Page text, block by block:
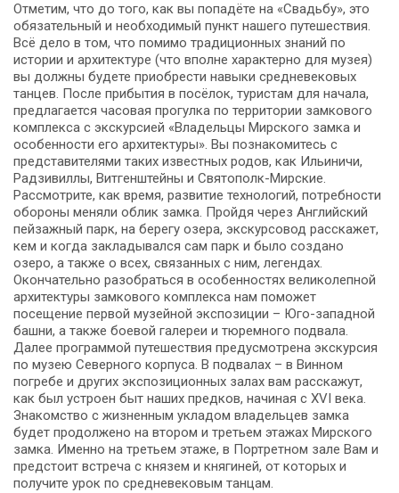
Отметим, что до того, как вы попадёте на «Свадьбу», это
обязательный и необходимый пункт нашего путешествия.
Всё дело в том, что помимо традиционных знаний по
истории и архитектуре (что вполне характерно для музея)
вы должны будете приобрести навыки средневековых
танцев. После прибытия в посёлок, туристам для начала,
предлагается часовая прогулка по территории замкового
комплекса с экскурсией «Владельцы Мирского замка и
особенности его архитектуры». Вы познакомитесь с
представителями таких известных родов, как Ильиничи,
Радзивиллы, Витгенштейны и Святополк-Мирские.
Рассмотрите, как время, развитие технологий, потребности
обороны меняли облик замка. Пройдя через Английский
пейзажный парк, на берегу озера, экскурсовод расскажет,
кем и когда закладывался сам парк и было создано
озеро, а также о всех, связанных с ним, легендах.
Окончательно разобраться в особенностях великолепной
архитектуры замкового комплекса нам поможет
посещение первой музейной экспозиции – Юго-западной
башни, а также боевой галереи и тюремного подвала.
Далее программой путешествия предусмотрена экскурсия
по музею Северного корпуса. В подвалах – в Винном
погребе и других экспозиционных залах вам расскажут,
как был устроен быт наших предков, начиная с XVI века.
Знакомство с жизненным укладом владельцев замка
будет продолжено на втором и третьем этажах Мирского
замка. Именно на третьем этаже, в Портретном зале Вам и
предстоит встреча с князем и княгиней, от которых и
получите урок по средневековым танцам.